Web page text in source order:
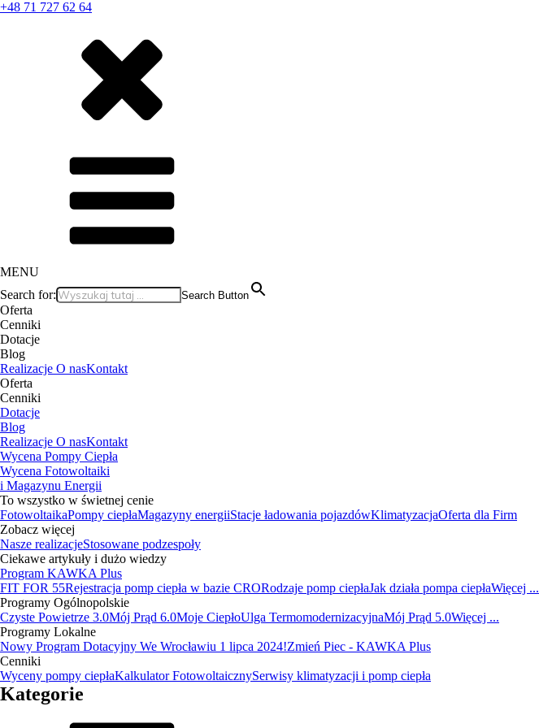
+48 71 727 62 64
MENU
Search for:
Search Button
Oferta
Cenniki
Dotacje
Blog
Realizacje O nasKontakt
Oferta
Cenniki
Dotacje
Blog
Realizacje O nasKontakt
Wycena Pompy Ciepła
Wycena Fotowoltaiki
i Magazynu Energii
To wszystko w świetnej cenie
FotowoltaikaPompy ciepłaMagazyny energiiStacje ładowania pojazdówKlimatyzacjaOferta dla Firm
Zobacz więcej
Nasze realizacjeStosowane podzespoły
Ciekawe artykuły i dużo wiedzy
Program KAWKA Plus
FIT FOR 55Rejestracja pomp ciepła w bazie CRORodzaje pomp ciepłaJak działa pompa ciepłaWięcej ...
Programy Ogólnopolskie
Czyste Powietrze 3.0Mój Prąd 6.0Moje CiepłoUlga TermomodernizacyjnaMój Prąd 5.0Więcej ...
Programy Lokalne
Nowy Program Dotacyjny We Wrocławiu 1 lipca 2024!Zmień Piec - KAWKA Plus
Cenniki
Wyceny pompy ciepłaKalkulator FotowoltaicznySerwisy klimatyzacji i pomp ciepła
Kategorie